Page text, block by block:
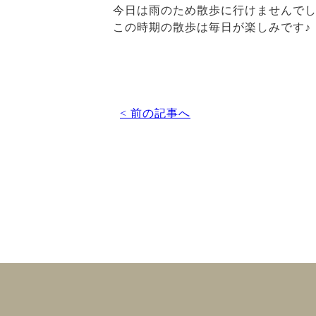
今日は雨のため散歩に行けませんで
この時期の散歩は毎日が楽しみです♪
< 前の記事へ